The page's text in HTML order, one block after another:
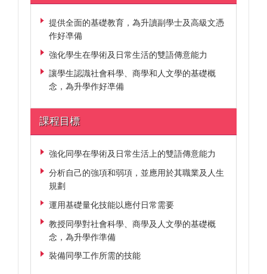
提供全面的基礎教育，為升讀副學士及高級文憑
作好凖備
強化學生在學術及日常生活的雙語傳意能力
讓學生認識社會科學、商學和人文學的基礎概
念，為升學作好凖備
課程目標
強化同學在學術及日常生活上的雙語傳意能力
分析自己的強項和弱項，並應用於其職業及人生
規劃
運用基礎量化技能以應付日常需要
教授同學對社會科學、商學及人文學的基礎概
念，為升學作準備
裝備同學工作所需的技能